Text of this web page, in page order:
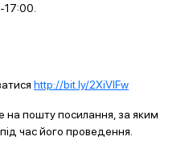
http://bit.ly/2XiVIFw
на пошту посилання, за яким
час його проведення.